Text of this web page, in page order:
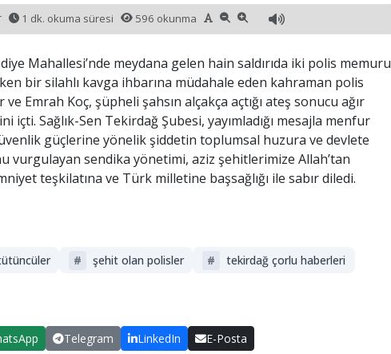
1 dk. okuma süresi 596 okunma
Mahallesi’nde meydana gelen hain saldırıda iki polis memuru
bir silahlı kavga ihbarına müdahale eden kahraman polis
Emrah Koç, şüpheli şahsın alçakça açtığı ateş sonucu ağır
Sağlık-Sen Tekirdağ Şubesi, yayımladığı mesajla menfur
güçlerine yönelik şiddetin toplumsal huzura ve devlete
vurgulayan sendika yönetimi, aziz şehitlerimize Allah’tan
teşkilatına ve Türk milletine başsağlığı ile sabır diledi.
# şehit olan polisler # tekirdağ çorlu haberleri
Telegram LinkedIn E-Posta